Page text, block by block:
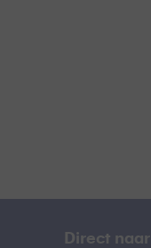
Direct naar